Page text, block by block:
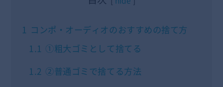
1 コンポ・オーディオのおすすめの捨て方
1.1 ①粗大ゴミとして捨てる
1.2 ②普通ゴミで捨てる方法